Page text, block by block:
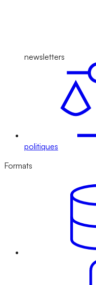
newsletters
politiques
Formats